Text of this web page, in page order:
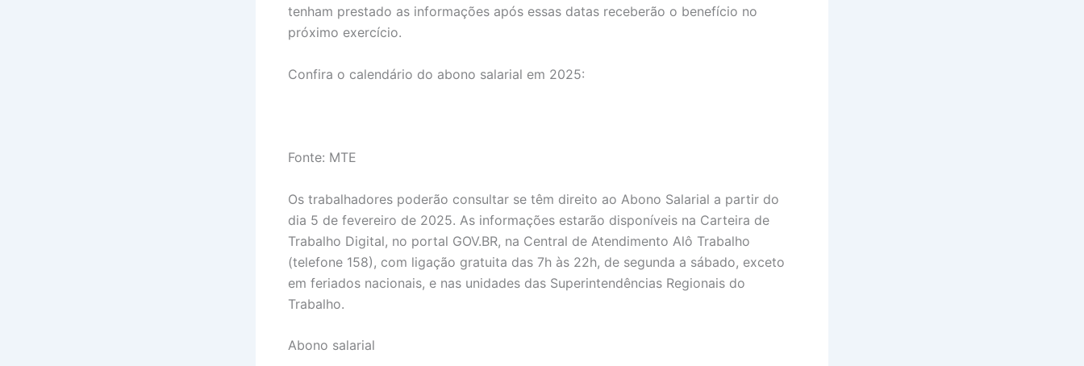
tenham prestado as informações após essas datas receberão o benefício no
próximo exercício.
Confira o calendário do abono salarial em 2025:
Fonte: MTE
Os trabalhadores poderão consultar se têm direito ao Abono Salarial a partir do
dia 5 de fevereiro de 2025. As informações estarão disponíveis na Carteira de
Trabalho Digital, no portal GOV.BR, na Central de Atendimento Alô Trabalho
(telefone 158), com ligação gratuita das 7h às 22h, de segunda a sábado, exceto
em feriados nacionais, e nas unidades das Superintendências Regionais do
Trabalho.
Abono salarial